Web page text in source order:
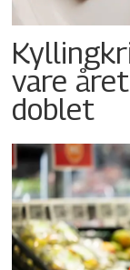
vare
doblet